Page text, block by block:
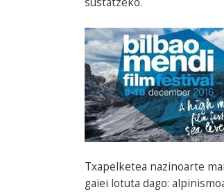
Txapelketea nazinoarte
gaiei lotuta dago: